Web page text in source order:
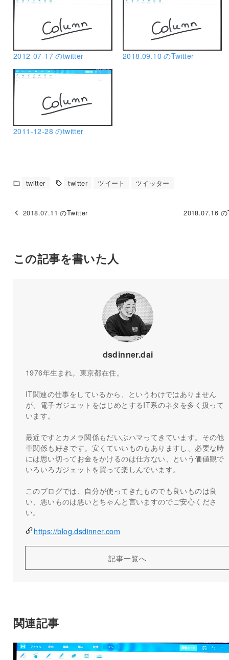
2012-07-17 のtwitter 2018.09.10 のTwitter
2011-12-28 のtwitter
twitter twitter ツイート ツイッター
2018.07.11 のTwitter 2018.07.16
この記事を書いた人
dsdinner.dai
1976年生まれ。東京都在住。
IT関連の仕事をしているから、というわけではありません
が、電子ガジェットをはじめとするIT系のネタを多く扱って
います。
最近ですとカメラ関係もだいぶハマってきています。その他
車関係も好きです。安くていいものもありますし、必要な時
には思い切ってお金をかけるのは仕方ない、という価値観で
いろいろガジェットを買って楽しんでいます。
このブログでは、自分が使ってきたものでも良いものは良
い、悪いものは悪いとちゃんと言いますのでご安心くださ
い。
https://blog.dsdinner.com
記事一覧へ
関連記事